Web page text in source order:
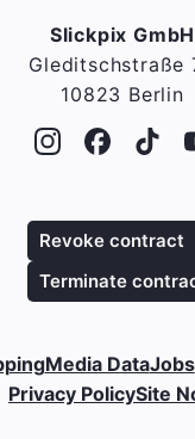
Slickpix GmbH
Gleditschstraße
10823 Berlin
Media DataJobs
Privacy PolicySite
Revoke contract
Terminate